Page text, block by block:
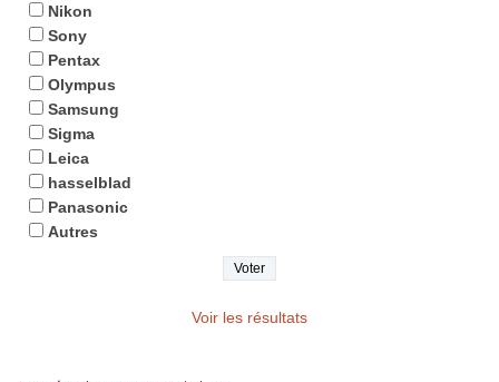
Nikon
Sony
Pentax
Olympus
Samsung
Sigma
Leica
hasselblad
Panasonic
Autres
Voir les résultats